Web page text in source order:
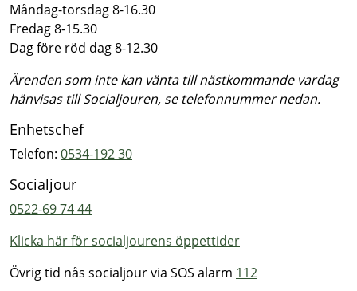
Måndag-torsdag 8-16.30
Fredag 8-15.30
Dag före röd dag 8-12.30
Ärenden som inte kan vänta till nästkommande vardag
hänvisas till Socialjouren, se telefonnummer nedan.
Enhetschef
Telefon: 0534-192 30
Socialjour
0522-69 74 44
Klicka här för socialjourens öppettider
Övrig tid nås socialjour via SOS alarm 112